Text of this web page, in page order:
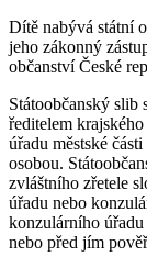
Dítě nabývá státní
jeho zákonný
občanství České
Státoobčanský slib
ředitelem
úřadu městské
osobou.
zvláštního zřetele
úřadu nebo
konzulárního
nebo před jím